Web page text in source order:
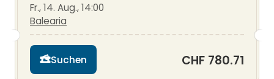
Fr., 14. Aug., 14:00
Balearia
Suchen CHF 780.71